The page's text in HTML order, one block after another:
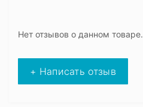
Нет отзывов о данном товаре.
+ Написать отзыв